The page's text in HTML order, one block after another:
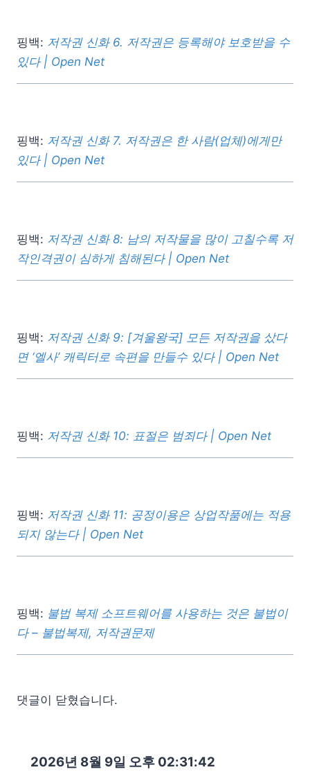
핑백: 저작권 신화 6. 저작권은 등록해야 보호받을 수
있다 | Open Net
핑백: 저작권 신화 7. 저작권은 한 사람(업체)에게만
있다 | Open Net
핑백: 저작권 신화 8: 남의 저작물을 많이 고칠수록 저
작인격권이 심하게 침해된다 | Open Net
핑백: 저작권 신화 9: [겨울왕국] 모든 저작권을 샀다
면 ‘엘사’ 캐릭터로 속편을 만들수 있다 | Open Net
핑백: 저작권 신화 10: 표절은 범죄다 | Open Net
핑백: 저작권 신화 11: 공정이용은 상업작품에는 적용
되지 않는다 | Open Net
핑백: 불법 복제 소프트웨어를 사용하는 것은 불법이
다 – 불법복제, 저작권문제
댓글이 닫혔습니다.
2026년 8월 9일 오후 02:31:43